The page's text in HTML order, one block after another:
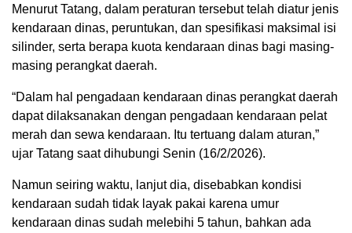
Menurut Tatang, dalam peraturan tersebut telah diatur jenis
kendaraan dinas, peruntukan, dan spesifikasi maksimal isi
silinder, serta berapa kuota kendaraan dinas bagi masing-
masing perangkat daerah.
“Dalam hal pengadaan kendaraan dinas perangkat daerah
dapat dilaksanakan dengan pengadaan kendaraan pelat
merah dan sewa kendaraan. Itu tertuang dalam aturan,”
ujar Tatang saat dihubungi Senin (16/2/2026).
Namun seiring waktu, lanjut dia, disebabkan kondisi
kendaraan sudah tidak layak pakai karena umur
kendaraan dinas sudah melebihi 5 tahun, bahkan ada